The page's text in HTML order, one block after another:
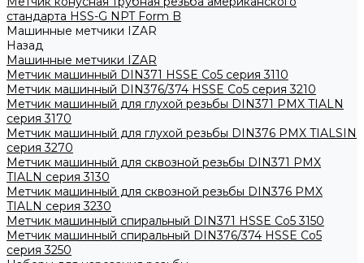
стандарта HSS-G NPT Form B
Машинные метчики IZAR
Назад
Машинные метчики IZAR
Метчик машинный DIN371 HSSE Co5 серия 3110
Метчик машинный DIN376/374 HSSE Co5 серия 3210
Метчик машинный для глухой резьбы DIN371 PMX TIALN
серия 3170
Метчик машинный для глухой резьбы DIN376 PMX TIALSIN
серия 3270
Метчик машинный для сквозной резьбы DIN371 PMX
TIALN серия 3130
Метчик машинный для сквозной резьбы DIN376 PMX
TIALN серия 3230
Метчик машинный спиральный DIN371 HSSE Co5 3150
Метчик машинный спиральный DIN376/374 HSSE Co5
серия 3250